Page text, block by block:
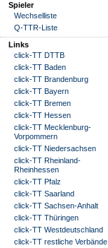
Spieler
Wechselliste
Q-TTR-Liste
Links
click-TT DTTB
click-TT Baden
click-TT Brandenburg
click-TT Bayern
click-TT Bremen
click-TT Hessen
click-TT Mecklenburg-
Vorpommern
click-TT Niedersachsen
click-TT Rheinland-
Rheinhessen
click-TT Pfalz
click-TT Saarland
click-TT Sachsen-Anhalt
click-TT Thüringen
click-TT Westdeutschland
click-TT restliche Verbände